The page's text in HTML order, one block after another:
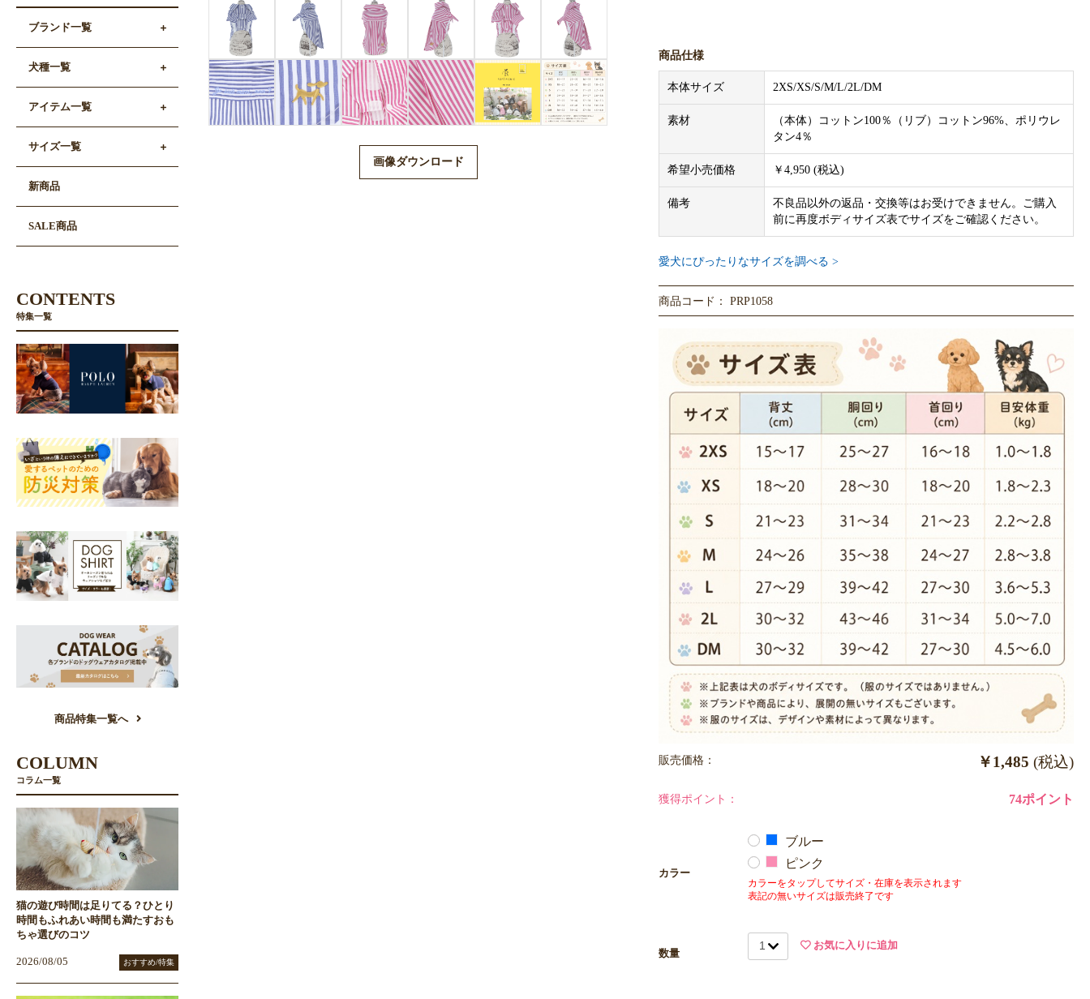
画像ダウンロード
商品仕様
本体サイズ 2XS/XS/S/M/L/2L/DM
素材
（本体）コットン100％（リブ）コットン96%、ポリウレ
タン4％
希望小売価格 ￥4,950 (税込)
備考
不良品以外の返品・交換等はお受けできません。ご購入
前に再度ボディサイズ表でサイズをご確認ください。
愛犬にぴったりなサイズを調べる >
商品コード： PRP1058
販売価格： ￥1,485 (税込)
獲得ポイント： 74ポイント
カラー
ブルー
ピンク
カラーをタップしてサイズ・在庫を表示されます
表記の無いサイズは販売終了です
数量
お気に入りに追加
ブランド一覧
犬種一覧
アイテム一覧
サイズ一覧
新商品
SALE商品
CONTENTS
特集一覧
商品特集一覧へ
COLUMN
コラム一覧
猫の遊び時間は足りてる？ひとり
時間もふれあい時間も満たすおも
ちゃ選びのコツ
2026/08/05 おすすめ/特集